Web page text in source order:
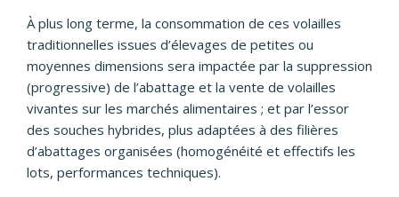
À plus long terme, la consommation de ces volailles
traditionnelles issues d’élevages de petites ou
moyennes dimensions sera impactée par la suppression
(progressive) de l’abattage et la vente de volailles
vivantes sur les marchés alimentaires ; et par l’essor
des souches hybrides, plus adaptées à des filières
d’abattages organisées (homogénéité et effectifs les
lots, performances techniques).